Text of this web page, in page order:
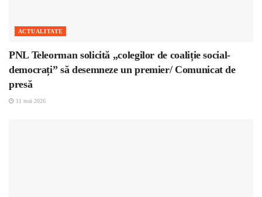
ACTUALITATE
PNL Teleorman solicită „colegilor de coaliție social-
democrați” să desemneze un premier/ Comunicat de
presă
11 mai 2026